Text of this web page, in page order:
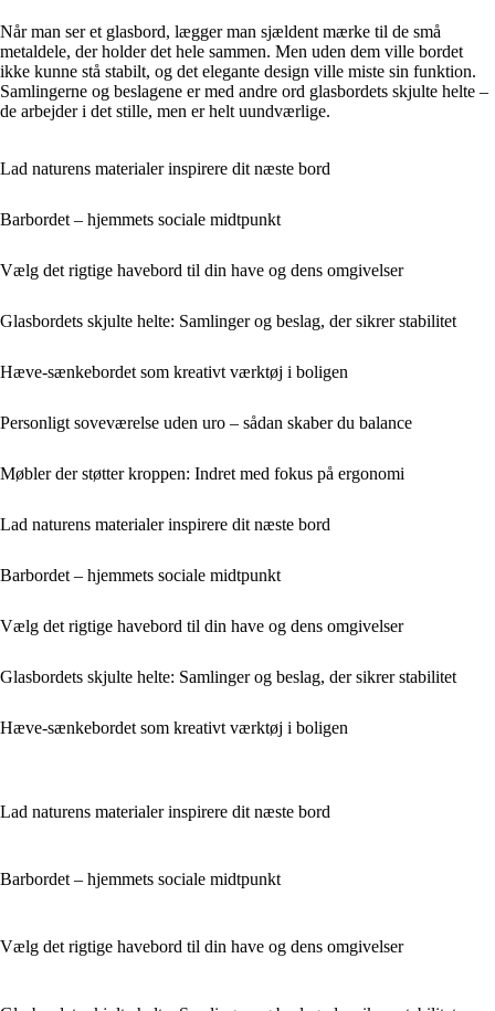
Når man ser et glasbord, lægger man sjældent mærke til de små
metaldele, der holder det hele sammen. Men uden dem ville bordet
ikke kunne stå stabilt, og det elegante design ville miste sin funktion.
Samlingerne og beslagene er med andre ord glasbordets skjulte helte –
de arbejder i det stille, men er helt uundværlige.
Lad naturens materialer inspirere dit næste bord
Barbordet – hjemmets sociale midtpunkt
Vælg det rigtige havebord til din have og dens omgivelser
Glasbordets skjulte helte: Samlinger og beslag, der sikrer stabilitet
Hæve-sænkebordet som kreativt værktøj i boligen
Personligt soveværelse uden uro – sådan skaber du balance
Møbler der støtter kroppen: Indret med fokus på ergonomi
Lad naturens materialer inspirere dit næste bord
Barbordet – hjemmets sociale midtpunkt
Vælg det rigtige havebord til din have og dens omgivelser
Glasbordets skjulte helte: Samlinger og beslag, der sikrer stabilitet
Hæve-sænkebordet som kreativt værktøj i boligen
Lad naturens materialer inspirere dit næste bord
Barbordet – hjemmets sociale midtpunkt
Vælg det rigtige havebord til din have og dens omgivelser